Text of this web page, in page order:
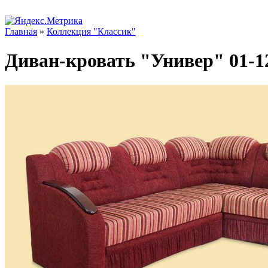
Главная » Коллекция "Классик"
Диван-кровать "Универ" 01-